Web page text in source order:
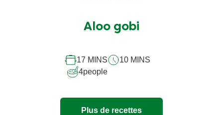
soumise
recipe
Aloo gobi
17 MINS
10 MINS
4people
Plus de recettes